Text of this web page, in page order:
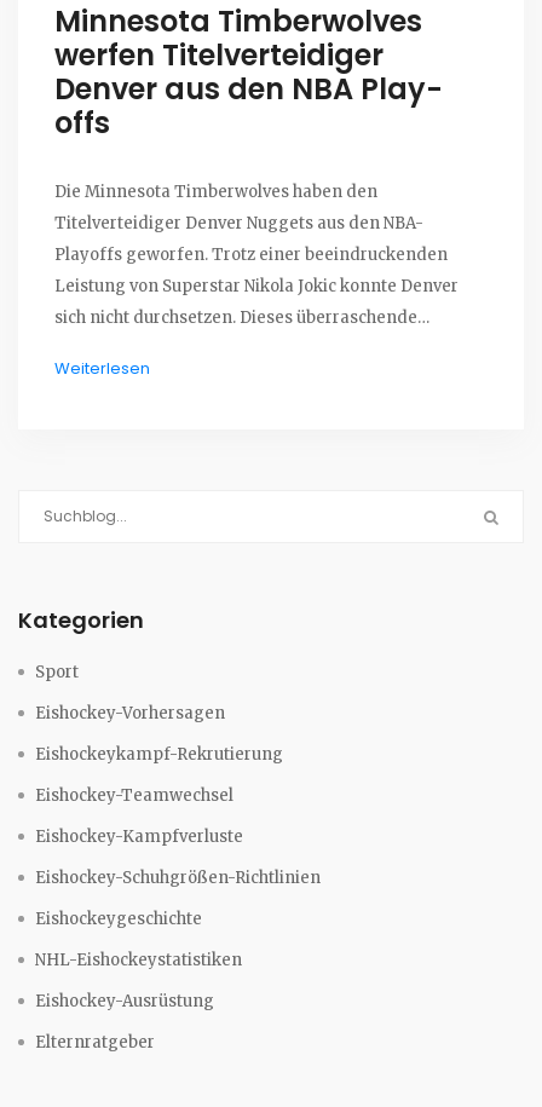
Minnesota Timberwolves
werfen Titelverteidiger
Denver aus den NBA Play-
offs
Die Minnesota Timberwolves haben den
Titelverteidiger Denver Nuggets aus den NBA-
Playoffs geworfen. Trotz einer beeindruckenden
Leistung von Superstar Nikola Jokic konnte Denver
sich nicht durchsetzen. Dieses überraschende
unvorhersehbare Natur der Liga.
Weiterlesen
Kategorien
Sport
Eishockey-Vorhersagen
Eishockeykampf-Rekrutierung
Eishockey-Teamwechsel
Eishockey-Kampfverluste
Eishockey-Schuhgrößen-Richtlinien
Eishockeygeschichte
NHL-Eishockeystatistiken
Eishockey-Ausrüstung
Elternratgeber